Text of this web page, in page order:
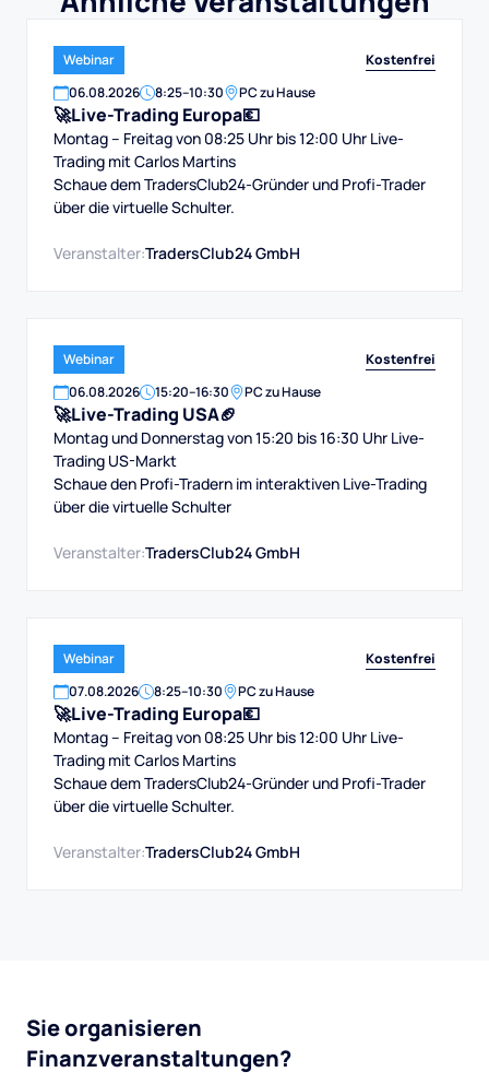
Webinar
Kostenfrei
06.08.2026 8:25–10:30 PC zu Hause
🚀Live-Trading Europa💶
Montag – Freitag von 08:25 Uhr bis 12:00 Uhr Live-
Trading mit Carlos Martins
Schaue dem TradersClub24-Gründer und Profi-Trader
über die virtuelle Schulter.
Veranstalter:TradersClub24 GmbH
Webinar
Kostenfrei
06.08.2026 15:20–16:30 PC zu Hause
🚀Live-Trading USA🏈
Montag und Donnerstag von 15:20 bis 16:30 Uhr Live-
Trading US-Markt
Schaue den Profi-Tradern im interaktiven Live-Trading
über die virtuelle Schulter
Veranstalter:TradersClub24 GmbH
Webinar
Kostenfrei
07.08.2026 8:25–10:30 PC zu Hause
🚀Live-Trading Europa💶
Montag – Freitag von 08:25 Uhr bis 12:00 Uhr Live-
Trading mit Carlos Martins
Schaue dem TradersClub24-Gründer und Profi-Trader
über die virtuelle Schulter.
Veranstalter:TradersClub24 GmbH
Sie organisieren
Finanzveranstaltungen?